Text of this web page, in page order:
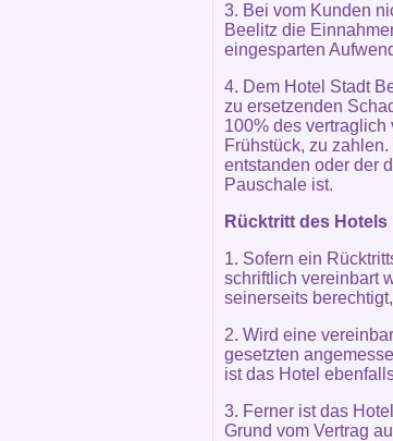
3. Bei vom Kunden
Beelitz die
eingesparten
4. Dem Hotel Stadt
zu ersetzenden
100% des
Frühstück, zu
entstanden oder der
Pauschale ist.
Rücktritt des Hotels
1. Sofern ein
schriftlich vereinbart
seinerseits
2. Wird eine
gesetzten
ist das Hotel
3. Ferner ist das
Grund vom Vertrag